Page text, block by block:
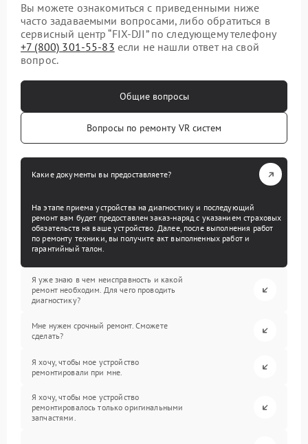
Вы можете ознакомиться с приведенными ниже
часто задаваемыми вопросами, либо обратиться в
сервисный центр “FIX-DJI” по следующему телефону
+7 (800) 301-55-83 если не нашли ответ на свой
вопрос.
Общие вопросы
Вопросы по ремонту VR систем
Какие документы вы предоставляете?
На этапе приема устройства на диагностику и последующий
ремонт вам будет предоставлен заказ-наряд с указанием страховых
обязательств на ваше устройство. Далее, после выполнения работ
по ремонту техники, вы получите акт выполненных работ и
гарантийный талон.
Я уже знаю в чем неисправность и какой
ремонт необходим. Для чего проводить
диагностику?
Мне нужен срочный ремонт. Сможете
сделать?
Я хочу, чтобы мое устройство
ремонтировали при мне.
Я хочу, чтобы мое устройство
ремонтировалось только оригинальными
запчастями.